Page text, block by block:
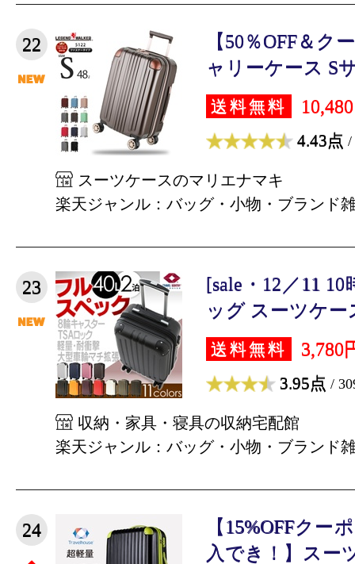
22
【50％OFF＆ク
ャリーケース S
送料無料
4.43点 /
スーツケースのマリエナマキ
楽天ジャンル：バッグ・小物・ブランド
23
[sale・12／11
ッグ スーツケー
送料無料 3,780
3.95点 /
収納・家具・寝具の収納宅配館
楽天ジャンル：バッグ・小物・ブランド
24
【15%OFFクー
入でき！】スー